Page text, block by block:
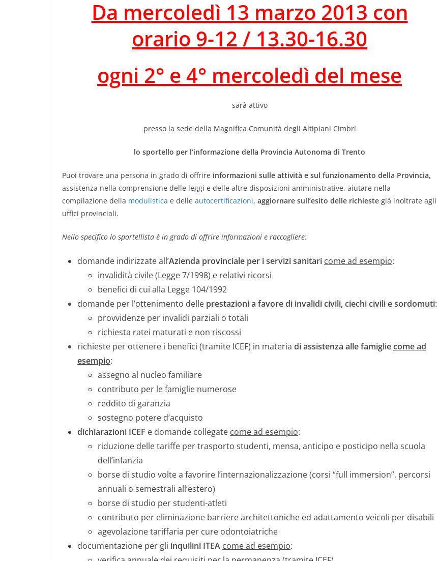
Da mercoledì 13 marzo 2013 con
orario 9-12 / 13.30-16.30
ogni 2° e 4° mercoledì del mese
sarà attivo
presso la sede della Magnifica Comunità degli Altipiani Cimbri
lo sportello per l’informazione della Provincia Autonoma di Trento
Puoi trovare una persona in grado di offrire informazioni sulle attività e sul funzionamento della Provincia,
assistenza nella comprensione delle leggi e delle altre disposizioni amministrative, aiutare nella
compilazione della modulistica e delle autocertificazioni, aggiornare sull’esito delle richieste già inoltrate agli
uffici provinciali.
Nello specifico lo sportellista è in grado di offrire informazioni e raccogliere:
domande indirizzate all’Azienda provinciale per i servizi sanitari come ad esempio:
invalidità civile (Legge 7/1998) e relativi ricorsi
benefici di cui alla Legge 104/1992
domande per l’ottenimento delle prestazioni a favore di invalidi civili, ciechi civili e sordomuti:
provvidenze per invalidi parziali o totali
richiesta ratei maturati e non riscossi
richieste per ottenere i benefici (tramite ICEF) in materia diassistenza alle famigliecome ad
esempio:
assegno al nucleo familiare
contributo per le famiglie numerose
reddito di garanzia
sostegno potere d’acquisto
dichiarazioni ICEF e domande collegate come ad esempio:
riduzione delle tariffe per trasporto studenti, mensa, anticipo e posticipo nella scuola
dell’infanzia
borse di studio volte a favorire l’internazionalizzazione (corsi “full immersion”, percorsi
annuali o semestrali all’estero)
borse di studio per studenti-atleti
contributo per eliminazione barriere architettoniche ed adattamento veicoli per disabili
agevolazione tariffaria per cure odontoiatriche
documentazione per gli inquilini ITEA come ad esempio: